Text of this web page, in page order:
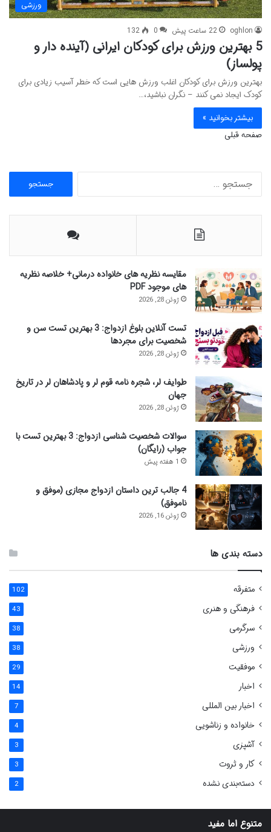
ورزشی
oghlon 22 ساعت پیش 0
132
5 بهترین ورزش برای کودکان ایرانی (آینده دار و
پولساز)
بهترین ورزش برای کودکان اغلب ورزش هایی است که خطر آسیب زیادی برای
کودک ایجاد نمی کنند – نگران نباشید،…
بیشتر بخوانید »
صفحه قبلی
ج
و
ب
ر
ی
مقایسه نظریه های خانواده درمانی+ خلاصه نظریه
های موجود PDF
ژوئن 28, 2026
تست آنلاین بلوغ ازدواج: 3 بهترین تست سن و
شخصیت برای مجردها
ژوئن 28, 2026
طوایف لر، شجره نامه قوم لر و پادشاهان لر در تاریخ
جهان
ژوئن 28, 2026
سوالات شخصیت شناسی ازدواج: 3 بهترین تست با
جواب (رایگان)
1 هفته پیش
4 جالب ترین داستان ازدواج مجازی (موفق و
ناموفق)
ژوئن 16, 2026
دسته بندی ها
متفرقه 102
فرهنگی و هنری 43
سرگرمی 38
ورزشی 38
موفقیت 29
اخبار 14
اخبار بین المللی 7
خانواده و زناشویی 4
آشپزی 3
کار و ثروت 3
دسته‌بندی نشده 2
متنوع اما مفید